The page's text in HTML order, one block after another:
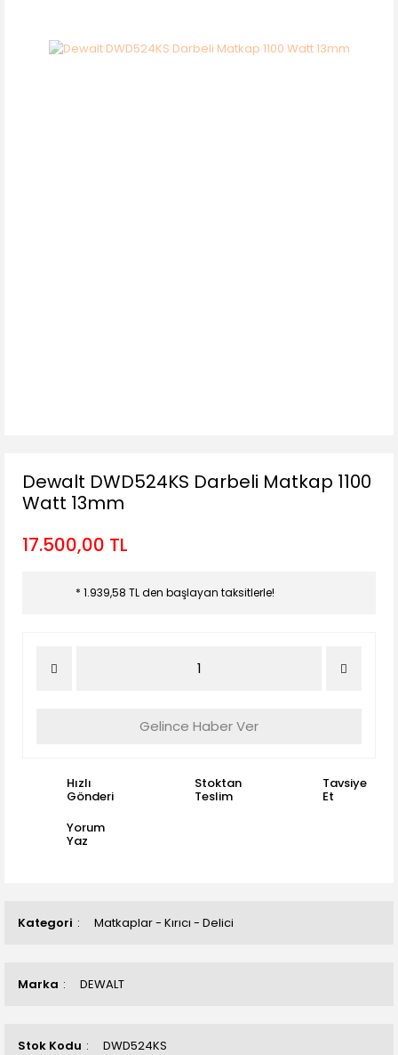
Kategori Matkaplar - Kırıcı - Delici
Marka DEWALT
Stok Kodu DWD524KS
Dewalt DWD524KS Darbeli Matkap 1100
Watt 13mm
17.500,00 TL
* 1.939,58 TL den başlayan taksitlerle!
Gelince Haber Ver
Hızlı
Gönderi
Stoktan
Teslim
Tavsiye
Et
Yorum
Yaz